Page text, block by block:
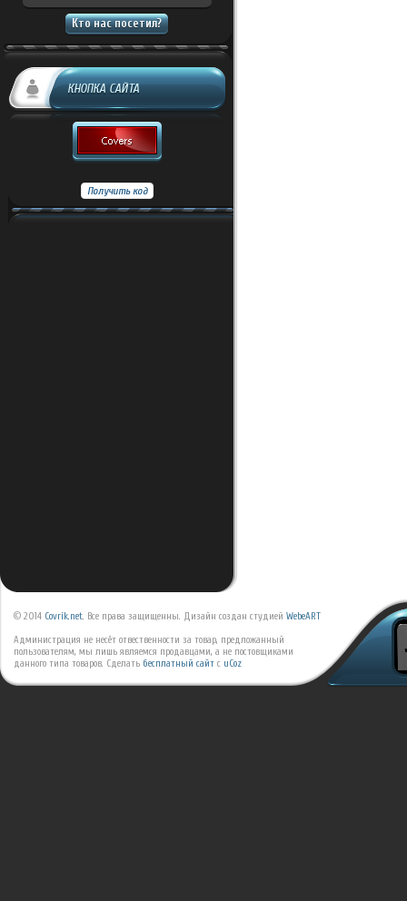
Кто нас посетил?
КНОПКА САЙТА
© 2014 Covrik.net. Все права защищенны. Дизайн создан студией WebeART
Администрация не несёт отвественности за товар, предложанный
пользователям, мы лишь являемся продавцами, а не постовщиками
данного типа товаров. Сделать бесплатный сайт с uCoz